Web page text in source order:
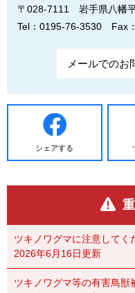
〒028-7111
岩手県八幡
Tel：0195-76-3530
Fax
メールでのお
シェアする
ツキノワグマに注意してく
2026年6月16日更新
ツキノワグマ等の有害鳥獣